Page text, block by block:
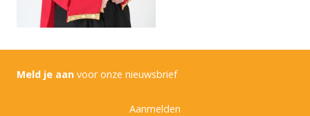
Meld je aan voor onze nieuwsbrief
Aanmelden